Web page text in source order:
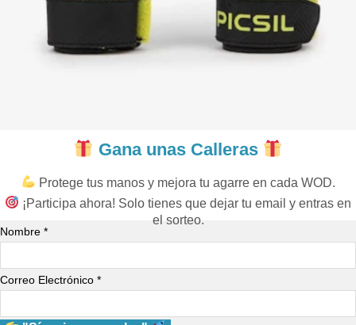
Gana unas Calleras
Protege tus manos y mejora tu agarre en cada WOD.
¡Participa ahora! Solo tienes que dejar tu email y entras en
el sorteo.
Nombre *
Correo Electrónico *